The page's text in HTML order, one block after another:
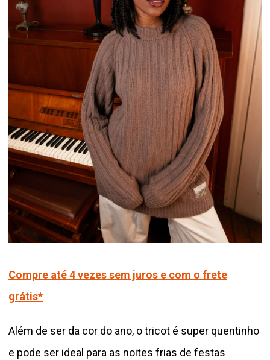
Compre até 4 vezes sem juros e com o frete
grátis*
Além de ser da cor do ano, o tricot é super quentinho
e pode ser ideal para as noites frias de festas